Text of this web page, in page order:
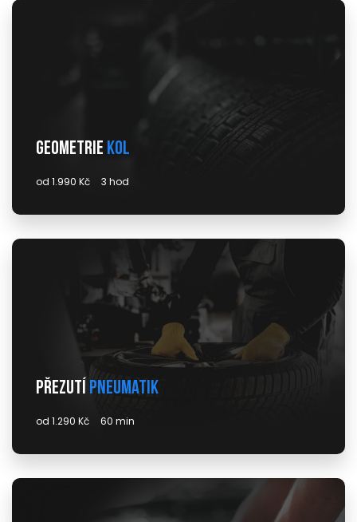
Geometrie kol
od 1.990 Kč 3 hod
Přezutí pneumatik
od 1.290 Kč 60 min